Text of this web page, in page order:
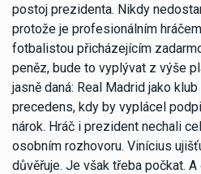
postoj prezidenta. Nikdy
protože je profesionálním
fotbalistou přicházejícím
peněz, bude to vyplývat z výše
jasně daná: Real Madrid jako
precedens, kdy by vyplácel
nárok. Hráč i prezident nechali
osobním rozhovoru. Vinícius
důvěřuje. Je však třeba počkat.